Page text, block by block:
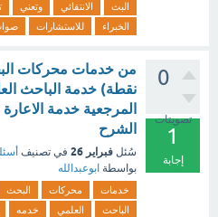
البث
الانتقائي وتعني
الخبراء
للاستشارات
0
تصويتات
1
إجابة
نقطة) خدمة الباحث
المرجعية خدمة
الشرح
سُئل فبراير 26 في تصنيف
بواسطة ابوعبدالله
خدمات محركات البحث
الباحث
العلمي خدمه